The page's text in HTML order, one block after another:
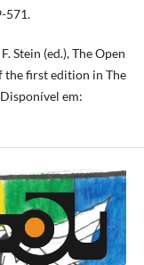
571.
Stein (ed.), The Open
the first edition in The
em: